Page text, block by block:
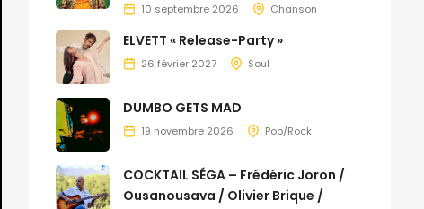
10 septembre 2026 Chanson
ELVETT « Release-Party »
26 février 2027 Soul
DUMBO GETS MAD
19 novembre 2026 Pop/Rock
COCKTAIL SÉGA – Frédéric Joron /
Ousanousava / Olivier Brique /